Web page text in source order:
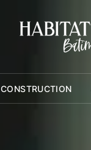
CONSTRUCTION